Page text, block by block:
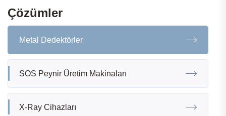
Çözümler
Metal Dedektörler
SOS Peynir Üretim Makinaları
X-Ray Cihazları